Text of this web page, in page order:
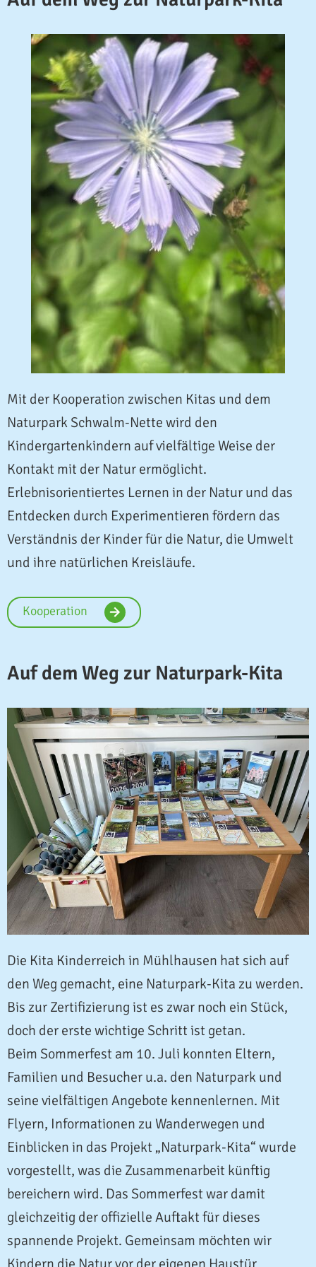
Mit der Kooperation zwischen Kitas und dem
Naturpark Schwalm-Nette wird den
Kindergartenkindern auf vielfältige Weise der
Kontakt mit der Natur ermöglicht.
Erlebnisorientiertes Lernen in der Natur und das
Entdecken durch Experimentieren fördern das
Verständnis der Kinder für die Natur, die Umwelt
und ihre natürlichen Kreisläufe.
Kooperation
Auf dem Weg zur Naturpark-Kita
Die Kita Kinderreich in Mühlhausen hat sich auf
den Weg gemacht, eine Naturpark-Kita zu werden.
Bis zur Zertifizierung ist es zwar noch ein Stück,
doch der erste wichtige Schritt ist getan.
Beim Sommerfest am 10. Juli konnten Eltern,
Familien und Besucher u.a. den Naturpark und
seine vielfältigen Angebote kennenlernen. Mit
Flyern, Informationen zu Wanderwegen und
Einblicken in das Projekt „Naturpark-Kita“ wurde
vorgestellt, was die Zusammenarbeit künftig
bereichern wird. Das Sommerfest war damit
gleichzeitig der offizielle Auftakt für dieses
spannende Projekt. Gemeinsam möchten wir